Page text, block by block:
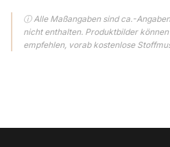
ⓘ Alle Maßangaben sind ca.-
nicht enthalten. Produktbilder
empfehlen, vorab kostenlose